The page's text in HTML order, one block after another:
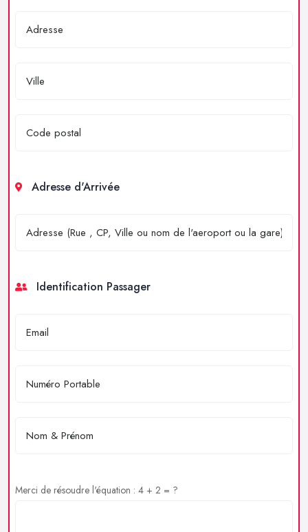
Adresse d'Arrivée
Identification Passager
Merci de résoudre l'équation : 4 + 2 = ?